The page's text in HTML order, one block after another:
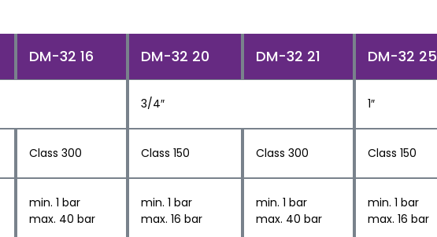
DM-32 16 DM-32 20 DM-32 21 DM-32 25
3/4″ 1″
Class 300 Class 150 Class 300 Class 150
min. 1 bar
max. 40 bar
min. 1 bar
max. 16 bar
min. 1 bar
max. 40 bar
min. 1 bar
max. 16 bar